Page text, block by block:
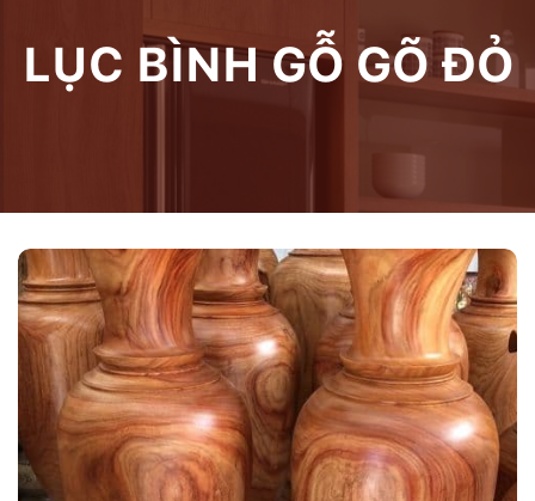
LỤC BÌNH GỖ GÕ ĐỎ